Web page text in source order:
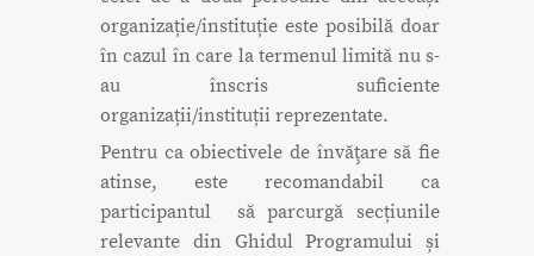
organizație/instituție este posibilă doar
în cazul în care la termenul limită nu s-
au înscris suficiente
organizații/instituții reprezentate.
Pentru ca obiectivele de învăţare să fie
atinse, este recomandabil ca
participantul să parcurgă secțiunile
relevante din Ghidul Programului și